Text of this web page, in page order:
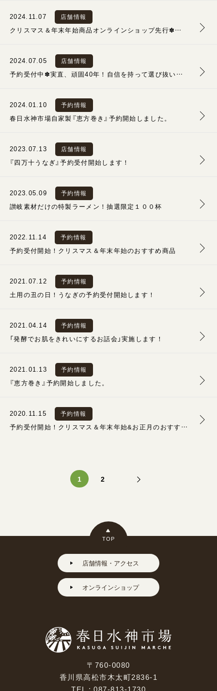
2024.11.07 店舗情報
クリスマス＆年末年始商品オンラインショップ先行✽ご予約受付開始
2024.07.05 店舗情報
予約受付中✽実直、頑固40年！自信を持って選び抜いた完全無投薬の「日本うなぎ」
2024.01.10 予約情報
春日水神市場自家製『恵方巻き』予約開始しました。
2023.07.13 店舗情報
『四万十うなぎ』予約受付開始します！
2023.05.09 予約情報
讃岐素材だけの特製ラーメン！抽選限定１００杯
2022.11.14 予約情報
予約受付開始！クリスマス＆年末年始のおすすめ商品
2021.07.12 予約情報
土用の丑の日！うなぎの予約受付開始します！
2021.04.14 予約情報
「発酵でお肌をきれいにするお話会」実施します！
2021.01.13 予約情報
『恵方巻き』予約開始しました。
2020.11.15 予約情報
予約受付開始！クリスマス＆年末年始&お正月のおすすめ商品
1 2
TOP
店舗情報・アクセス
オンラインショップ
〒760-0080
香川県高松市木太町2836-1